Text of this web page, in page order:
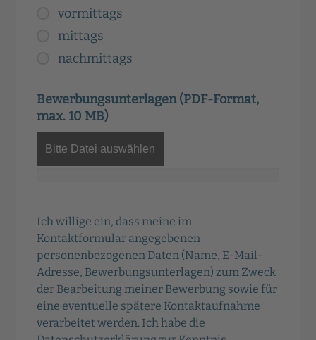
vormittags
mittags
nachmittags
Bewerbungsunterlagen (PDF-Format,
max. 10 MB)
Bitte Datei auswählen
Ich willige ein, dass meine im
Kontaktformular angegebenen
personenbezogenen Daten (Name, E-Mail-
Adresse, Bewerbungsunterlagen) zum Zweck
der Bearbeitung meiner Bewerbung sowie für
eine eventuelle spätere Kontaktaufnahme
verarbeitet werden. Ich habe die